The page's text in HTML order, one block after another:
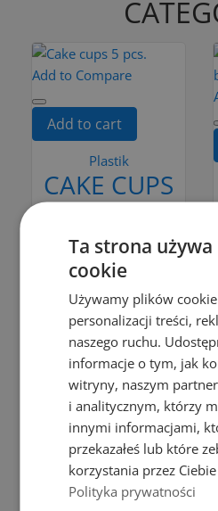
Add to Compare
Add to cart
Plastik
CAKE CUPS
5 PCS.
zł9.99
Add to cart
Add to Compare
Add to cart
Ta strona
cookie
Używamy plików
personalizacji treści,
naszego ruchu.
informacje o tym, jak
witryny, naszym
i analitycznym, którzy
innymi informacjami,
przekazałeś lub które
korzystania przez Ciebie
Polityka prywatności